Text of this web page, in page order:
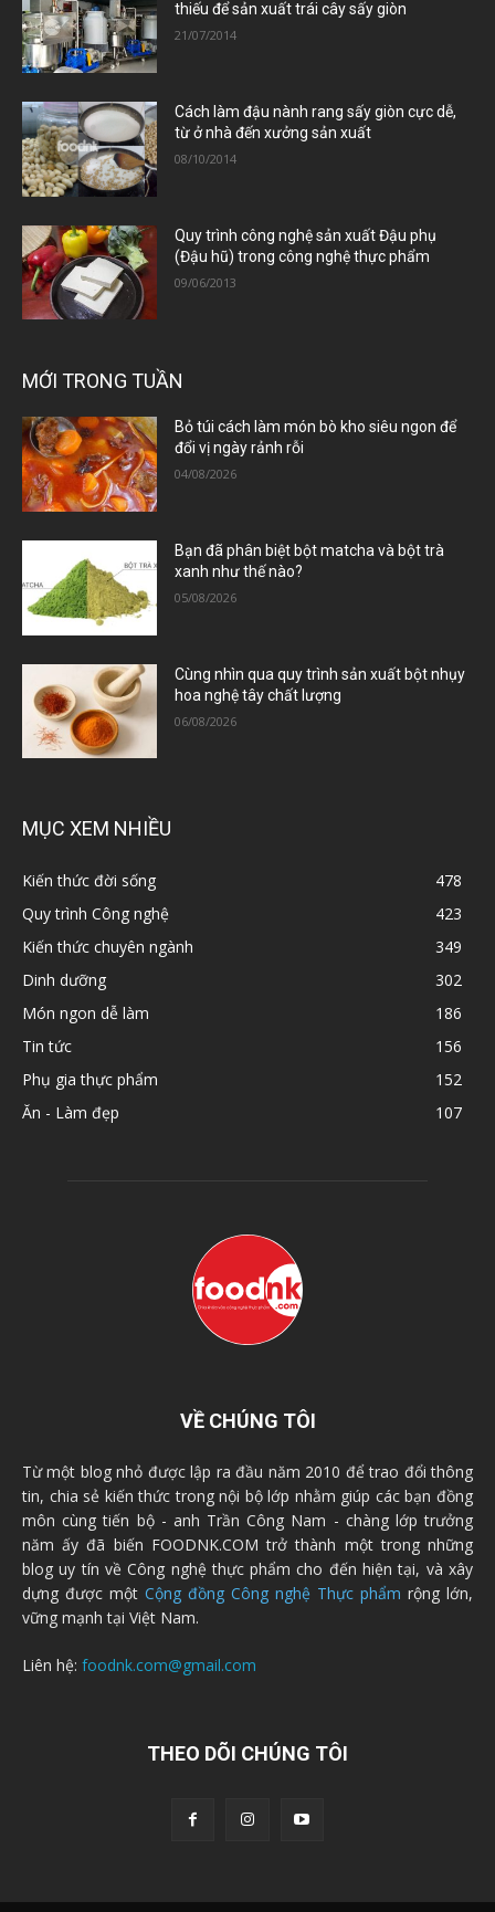
thiếu để sản xuất trái cây sấy giòn
21/07/2014
Cách làm đậu nành rang sấy giòn cực dễ,
từ ở nhà đến xưởng sản xuất
08/10/2014
Quy trình công nghệ sản xuất Đậu phụ
(Đậu hũ) trong công nghệ thực phẩm
09/06/2013
MỚI TRONG TUẦN
Bỏ túi cách làm món bò kho siêu ngon để
đổi vị ngày rảnh rỗi
04/08/2026
Bạn đã phân biệt bột matcha và bột trà
xanh như thế nào?
05/08/2026
Cùng nhìn qua quy trình sản xuất bột nhụy
hoa nghệ tây chất lượng
06/08/2026
MỤC XEM NHIỀU
Kiến thức đời sống
478
Quy trình Công nghệ
423
Kiến thức chuyên ngành
349
Dinh dưỡng
302
Món ngon dễ làm
186
Tin tức
156
Phụ gia thực phẩm
152
Ăn - Làm đẹp
107
VỀ CHÚNG TÔI
Từ một blog nhỏ được lập ra đầu năm 2010 để trao đổi thông
tin, chia sẻ kiến thức trong nội bộ lớp nhằm giúp các bạn đồng
môn cùng tiến bộ - anh Trần Công Nam - chàng lớp trưởng
năm ấy đã biến FOODNK.COM trở thành một trong những
blog uy tín về Công nghệ thực phẩm cho đến hiện tại, và xây
dựng được một Cộng đồng Công nghệ Thực phẩm rộng lớn,
vững mạnh tại Việt Nam.
Liên hệ: foodnk.com@gmail.com
THEO DÕI CHÚNG TÔI